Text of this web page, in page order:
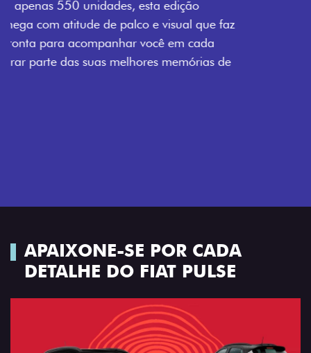
festival: série numerada, adesivo lateral LollaBR e a
soleira temática que reforçam a exclusividade,
enquanto os detalhes escurecidos, o teto bicolor e as
rodas de liga-leve aro 16” em preto brilhante
APAIXONE-SE POR CADA
DETALHE DO FIAT PULSE